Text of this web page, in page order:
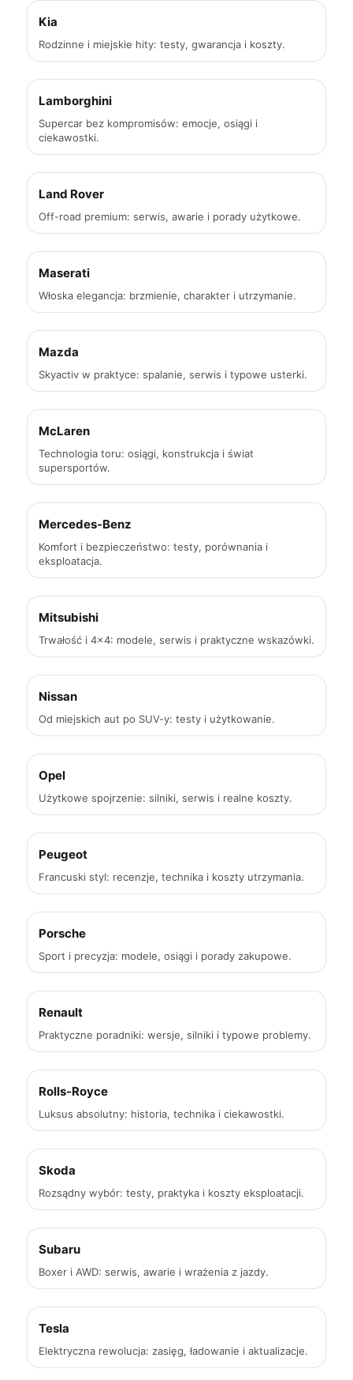
Kia
Rodzinne i miejskie hity: testy, gwarancja i koszty.
Lamborghini
Supercar bez kompromisów: emocje, osiągi i
ciekawostki.
Land Rover
Off-road premium: serwis, awarie i porady użytkowe.
Maserati
Włoska elegancja: brzmienie, charakter i utrzymanie.
Mazda
Skyactiv w praktyce: spalanie, serwis i typowe usterki.
McLaren
Technologia toru: osiągi, konstrukcja i świat
supersportów.
Mercedes-Benz
Komfort i bezpieczeństwo: testy, porównania i
eksploatacja.
Mitsubishi
Trwałość i 4×4: modele, serwis i praktyczne wskazówki.
Nissan
Od miejskich aut po SUV-y: testy i użytkowanie.
Opel
Użytkowe spojrzenie: silniki, serwis i realne koszty.
Peugeot
Francuski styl: recenzje, technika i koszty utrzymania.
Porsche
Sport i precyzja: modele, osiągi i porady zakupowe.
Renault
Praktyczne poradniki: wersje, silniki i typowe problemy.
Rolls-Royce
Luksus absolutny: historia, technika i ciekawostki.
Skoda
Rozsądny wybór: testy, praktyka i koszty eksploatacji.
Subaru
Boxer i AWD: serwis, awarie i wrażenia z jazdy.
Tesla
Elektryczna rewolucja: zasięg, ładowanie i aktualizacje.